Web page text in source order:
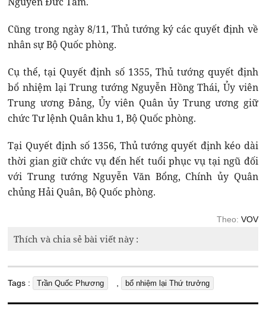
Cũng trong ngày 8/11, Thủ tướng ký các quyết định về
nhân sự Bộ Quốc phòng.
Cụ thể, tại Quyết định số 1355, Thủ tướng quyết định
bổ nhiệm lại Trung tướng Nguyễn Hồng Thái, Ủy viên
Trung ương Đảng, Ủy viên Quân ủy Trung ương giữ
chức Tư lệnh Quân khu 1, Bộ Quốc phòng.
Tại Quyết định số 1356, Thủ tướng quyết định kéo dài
thời gian giữ chức vụ đến hết tuổi phục vụ tại ngũ đối
với Trung tướng Nguyễn Văn Bổng, Chính ủy Quân
chủng Hải Quân, Bộ Quốc phòng.
Theo: VOV
Thích và chia sẻ bài viết này :
Tags : Trần Quốc Phương bổ nhiệm lại Thứ trưởng